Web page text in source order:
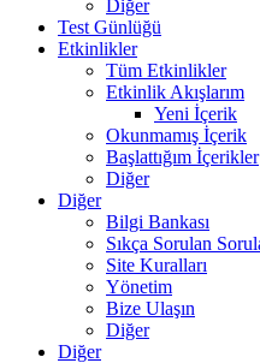
Diğer
Test Günlüğü
Etkinlikler
Tüm Etkinlikler
Etkinlik Akışlarım
Yeni İçerik
Okunmamış İçerik
Başlattığım İçerikler
Diğer
Diğer
Bilgi Bankası
Sıkça Sorulan
Site Kuralları
Yönetim
Bize Ulaşın
Diğer
Diğer